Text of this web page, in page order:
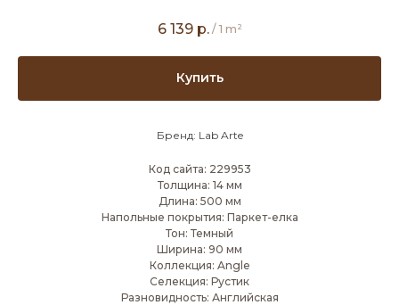
6 139 р. / 1 m²
Купить
Бренд: Lab Arte
Код сайта: 229953
Толщина: 14 мм
Длина: 500 мм
Напольные покрытия: Паркет-елка
Тон: Темный
Ширина: 90 мм
Коллекция: Angle
Селекция: Рустик
Разновидность: Английская